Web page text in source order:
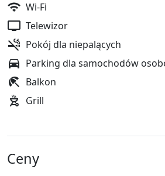
Wi-Fi
Telewizor
Pokój dla niepalących
Parking dla samochodów
Balkon
Grill
Ceny